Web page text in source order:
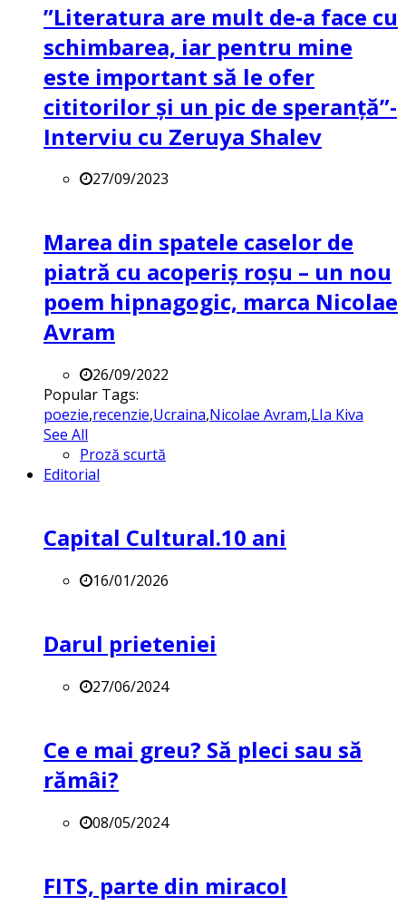
”Literatura are mult de-a face cu
schimbarea, iar pentru mine
este important să le ofer
cititorilor și un pic de speranță”-
Interviu cu Zeruya Shalev
27/09/2023
Marea din spatele caselor de
piatră cu acoperiș roșu – un nou
poem hipnagogic, marca Nicolae
Avram
26/09/2022
Popular Tags:
poezie,recenzie,Ucraina,Nicolae Avram,LIa Kiva
See All
Proză scurtă
Editorial
Capital Cultural.10 ani
16/01/2026
Darul prieteniei
27/06/2024
Ce e mai greu? Să pleci sau să
rămâi?
08/05/2024
FITS, parte din miracol